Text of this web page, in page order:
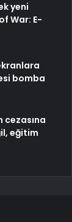
yeni
War: E-
bomba
cezasına
eğitim